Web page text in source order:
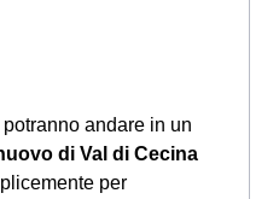
andare in un
di Val di Cecina
per